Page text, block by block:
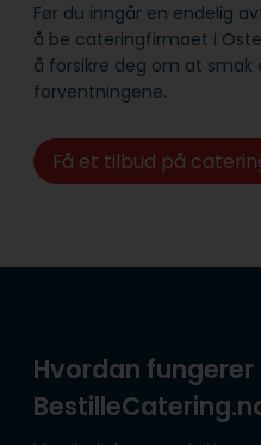
Før du inngår en endelig
å be cateringfirmaet i
å forsikre deg om at smak
forventningene.
Få et tilbud på
Hvordan fungerer